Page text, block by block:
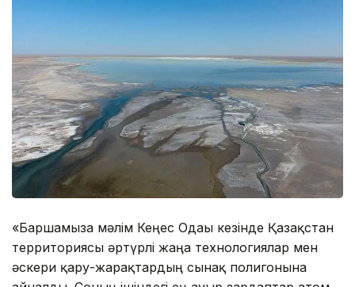
«Баршамызға мәлім Кеңес Одағы кезінде Қазақстан
территориясы әртүрлі жаңа технологиялар мен
әскери қару-жарақтардың сынақ полигонына